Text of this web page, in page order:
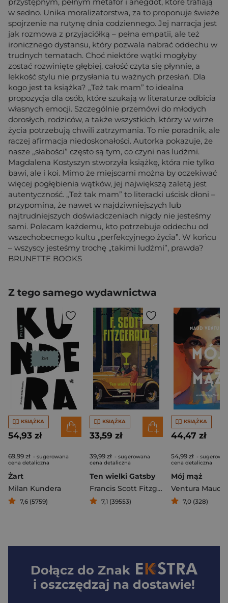
w sedno. Unika moralizatorstwa, za to proponuje świeże
spojrzenie na rutynę dnia codziennego. Jej narracja jest
jak rozmowa z przyjaciółką – pełna empatii, ale też
ironicznego dystansu, który pozwala nabrać oddechu w
trudnych tematach. Choć niektóre wątki mogłyby
zostać rozwinięte głębiej, całość czyta się płynnie, a
lekkość stylu nie przysłania tu ważnych przesłań. Dla
kogo jest ta książka? „Też tak mam” to idealna
propozycja dla osób, które szukają w literaturze odbicia
własnych emocji. Szczególnie przemówi do młodych
dorosłych, rodziców, a także wszystkich, którzy w wirze
życia potrzebują chwili zatrzymania. To nie poradnik, ale
raczej afirmacja niedoskonałości. Autorka pokazuje, że
nasze „słabości” często są tym, co czyni nas ludźmi.
Magdalena Kostyszyn stworzyła książkę, która nie tylko
bawi, ale i koi. Mimo że miejscami można by oczekiwać
więcej pogłębienia wątków, jej największą zaletą jest
autentyczność. „Też tak mam” to literacki uścisk dłoni –
przypomina, że nawet w najdziwniejszych lub
najtrudniejszych doświadczeniach nigdy nie jesteśmy
sami. Polecam każdemu, kto potrzebuje oddechu od
wszechobecnego kultu „perfekcyjnego życia”. W końcu
– wszyscy jesteśmy trochę „takimi ludźmi”, prawda?
BRUNETTE BOOKS
Z tego samego wydawnictwa
KSIĄŻKA
54,93 zł
69,99 zł - sugerowana
cena detaliczna
Żart
Milan Kundera
7,6 (5759)
KSIĄŻKA
33,59 zł
39,99 zł - sugerowana
cena detaliczna
Ten wielki Gatsby
Francis Scott Fitzgerald
7,1 (39553)
KSIĄŻKA
44,47 zł
54,99 zł -
cena detaliczna
Mój mąż
Ventura Maud
7,0 (328)
Dołącz do Znak
i oszczędzaj na dostawie!